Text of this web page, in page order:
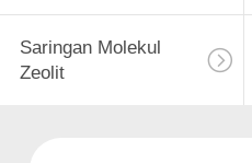
Saringan Molekul
Zeolit